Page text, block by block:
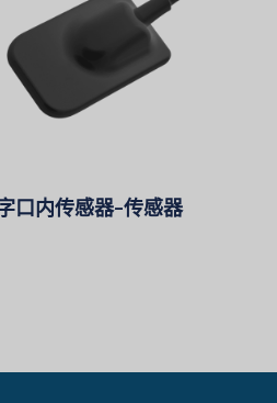
口内传感器-传感器